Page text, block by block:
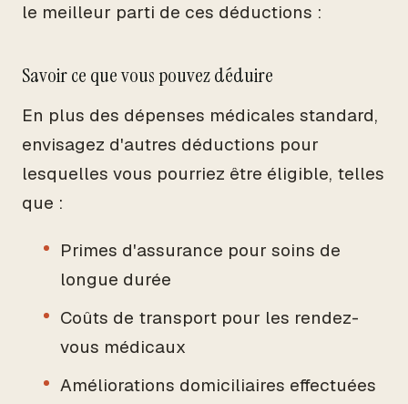
le meilleur parti de ces déductions :
Savoir ce que vous pouvez déduire
En plus des dépenses médicales standard,
envisagez d'autres déductions pour
lesquelles vous pourriez être éligible, telles
que :
Primes d'assurance pour soins de
longue durée
Coûts de transport pour les rendez-
vous médicaux
Améliorations domiciliaires effectuées